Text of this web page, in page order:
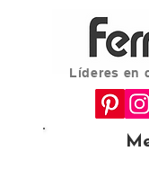
Líderes en